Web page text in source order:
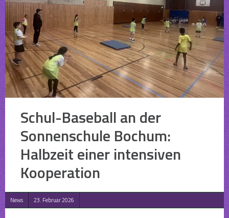
Schul-Baseball an der
Sonnenschule Bochum:
Halbzeit einer intensiven
Kooperation
News 23. Februar 2026